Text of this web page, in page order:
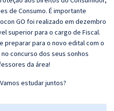
de Consumo. É importante
GO foi realizado em dezembro
superior para o cargo de Fiscal.
preparar para o novo edital com o
no concurso dos seus sonhos
da área!
estudar juntos?